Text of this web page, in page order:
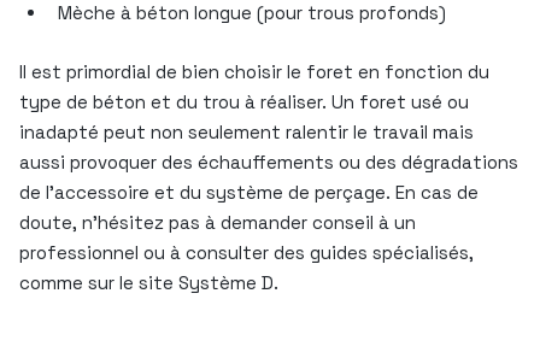
Mèche à béton longue (pour trous profonds)
Il est primordial de bien choisir le foret en fonction du
type de béton et du trou à réaliser. Un foret usé ou
inadapté peut non seulement ralentir le travail mais
aussi provoquer des échauffements ou des dégradations
de l’accessoire et du système de perçage. En cas de
doute, n’hésitez pas à demander conseil à un
professionnel ou à consulter des guides spécialisés,
comme sur le site Système D.